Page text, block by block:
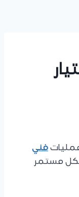
فني
مستمر